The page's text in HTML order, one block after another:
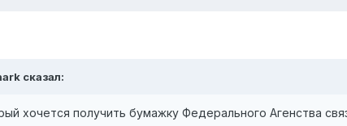
сказал:
хочется получить бумажку Федерального Агенства